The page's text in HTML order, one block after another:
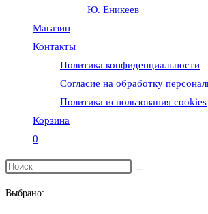
Ю. Еникеев
Магазин
Контакты
Политика конфиденциальности
Согласие на обработку
Политика использования cookies
Корзина
0
поиск
по
Выбрано: